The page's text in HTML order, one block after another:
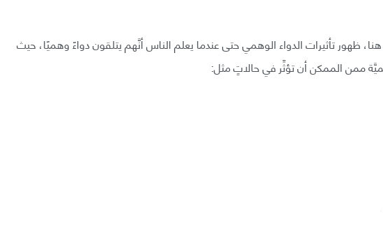
ظهور تأثيرات الدواء الوهمي حتى عندما يعلم الناس أنَّهم يتلقون دواءً وهميًا، حيث
ممن الممكن أن تؤثِّر في حالاتٍ مثل: